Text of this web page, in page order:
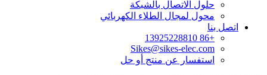
حلول الاتصال بالشبكة
محول لمجال الطلاء الكهربائي
اتصل بنا
+86 13925228810
Sikes@sikes-elec.com
استفسار عن منتج أو حل